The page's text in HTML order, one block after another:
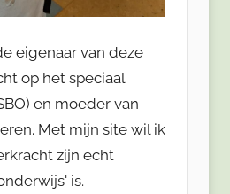
eigenaar van deze
op het speciaal
en moeder van
Met mijn site wil ik
zijn echt
is.